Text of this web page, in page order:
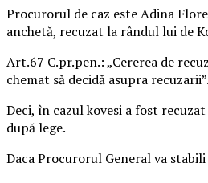
Procurorul de caz este Adina
anchetă, recuzat la rândul lui de
Art.67 C.pr.pen.: „Cererea de
chemat să decidă asupra recuzarii”.
Deci, în cazul kovesi a fost
după lege.
Daca Procurorul General va